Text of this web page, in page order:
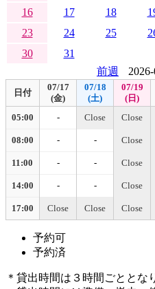
16
17 18
23
24 25
30
31
前週
日付
07/17
(金)
07/18
(土)
07/19
(日)
05:00
- Close Close
08:00 - - Close
11:00 - - Close
14:00 - - Close
17:00 Close Close Close
予約可
予約済
＊貸出時間は３時間ごととな